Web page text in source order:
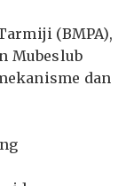
(BMPA),
Mubeslub
dan